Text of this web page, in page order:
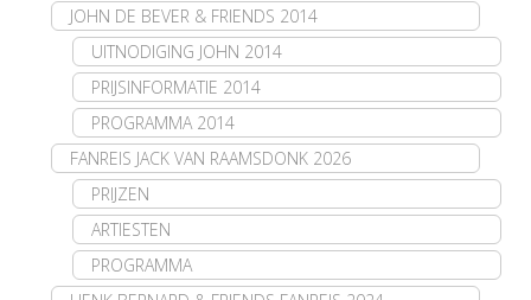
JOHN DE BEVER & FRIENDS 2014
UITNODIGING JOHN 2014
PRIJSINFORMATIE 2014
PROGRAMMA 2014
FANREIS JACK VAN RAAMSDONK 2026
PRIJZEN
ARTIESTEN
PROGRAMMA